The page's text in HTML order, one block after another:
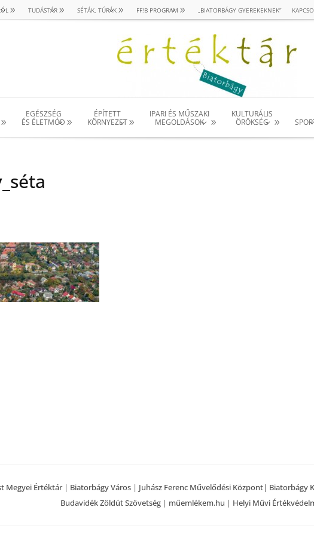
TUDÁSTÁR SÉTÁK, TÚRÁK FF!B PROGRAM „BIATORBÁGY GYEREKEKNEK”
EGÉSZSÉG
ÉS ÉLETMÓD
ÉPÍTETT
KÖRNYEZET
IPARI ÉS MŰSZAKI
MEGOLDÁSOK
KULTURÁLIS
ÖRÖKSÉG
Megyei Értéktár| Biatorbágy Város | Juhász Ferenc Művelődési Központ| Biatorbágy
Budavidék Zöldút Szövetség | műemlékem.hu | Helyi Művi